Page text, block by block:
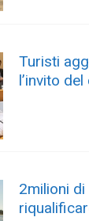
Turisti
l’invito
2milioni